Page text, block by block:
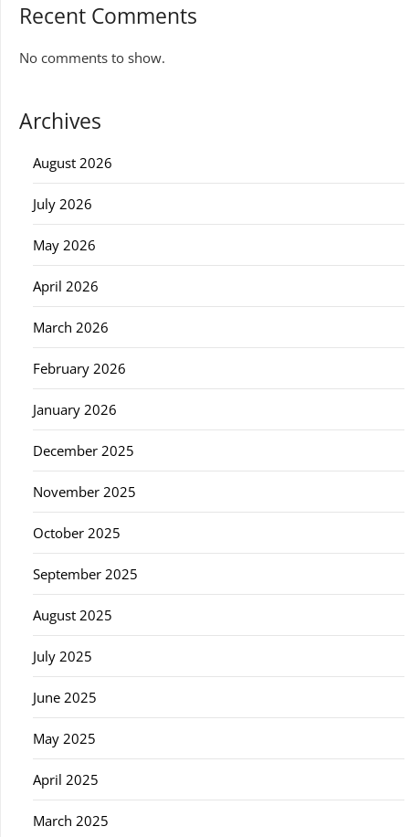
Recent Comments
No comments to show.
Archives
August 2026
July 2026
May 2026
April 2026
March 2026
February 2026
January 2026
December 2025
November 2025
October 2025
September 2025
August 2025
July 2025
June 2025
May 2025
April 2025
March 2025